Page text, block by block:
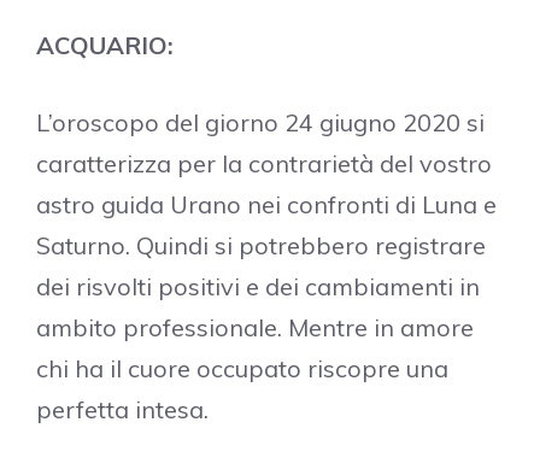
ACQUARIO:
L’oroscopo del giorno 24 giugno 2020 si
caratterizza per la contrarietà del vostro
astro guida Urano nei confronti di Luna e
Saturno. Quindi si potrebbero registrare
dei risvolti positivi e dei cambiamenti in
ambito professionale. Mentre in amore
chi ha il cuore occupato riscopre una
perfetta intesa.